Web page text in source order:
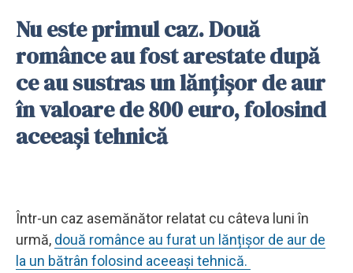
Nu este primul caz. Două
românce au fost arestate după
ce au sustras un lănțișor de aur
în valoare de 800 euro, folosind
aceeași tehnică
Într-un caz asemănător relatat cu câteva luni în
urmă, două românce au furat un lănțișor de aur de
la un bătrân folosind aceeași tehnică.